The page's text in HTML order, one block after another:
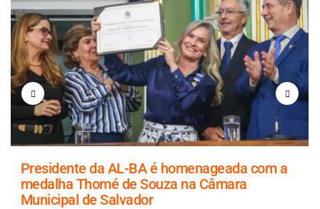
Presidente da AL-BA é homenageada com a
medalha Thomé de Souza na Câmara
Municipal de Salvador